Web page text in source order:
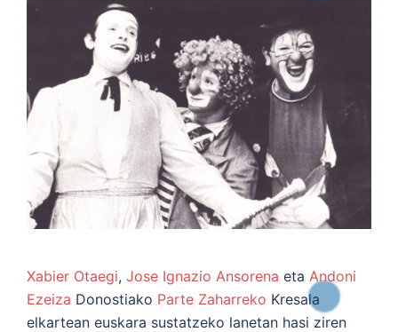
Xabier Otaegi, Jose Ignazio Ansorena eta Andoni
Ezeiza Donostiako Parte Zaharreko Kresala
elkartean euskara sustatzeko lanetan hasi ziren